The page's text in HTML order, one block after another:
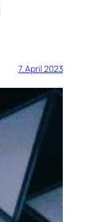
7. April 2023